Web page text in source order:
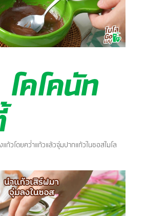
คโคนัท
ก้วโดยคว่ำแก้วแล้วจุ่มปากแก้วในซอสไมโล